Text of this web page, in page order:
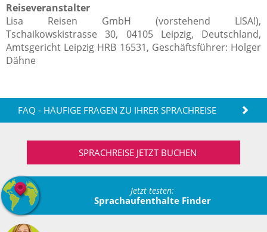
Reiseveranstalter
Lisa Reisen GmbH (vorstehend LISA!),
Tschaikowskistrasse 30, 04105 Leipzig, Deutschland,
Amtsgericht Leipzig HRB 16531, Geschäftsführer: Holger
Dähne
FAQ - HÄUFIGE FRAGEN ZU IHRER SPRACHREISE
SPRACHREISE JETZT BUCHEN
Jetzt testen:
Sprachaufenthalte Finder